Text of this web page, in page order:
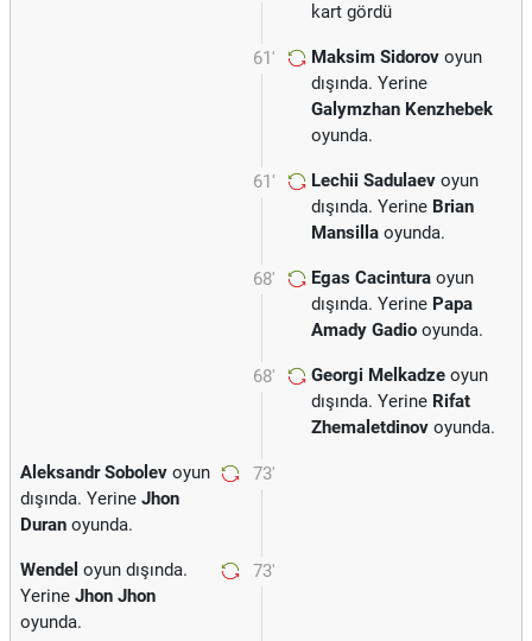
kart gördü
61' Maksim Sidorov oyun
dışında. Yerine
Galymzhan Kenzhebek
oyunda.
61' Lechii Sadulaev oyun
dışında. Yerine Brian
Mansilla oyunda.
68' Egas Cacintura oyun
dışında. Yerine Papa
Amady Gadio oyunda.
68' Georgi Melkadze oyun
dışında. Yerine Rifat
Zhemaletdinov oyunda.
73'
Aleksandr Sobolev oyun
dışında. Yerine Jhon
Duran oyunda.
73'
Wendel oyun dışında.
Yerine Jhon Jhon
oyunda.